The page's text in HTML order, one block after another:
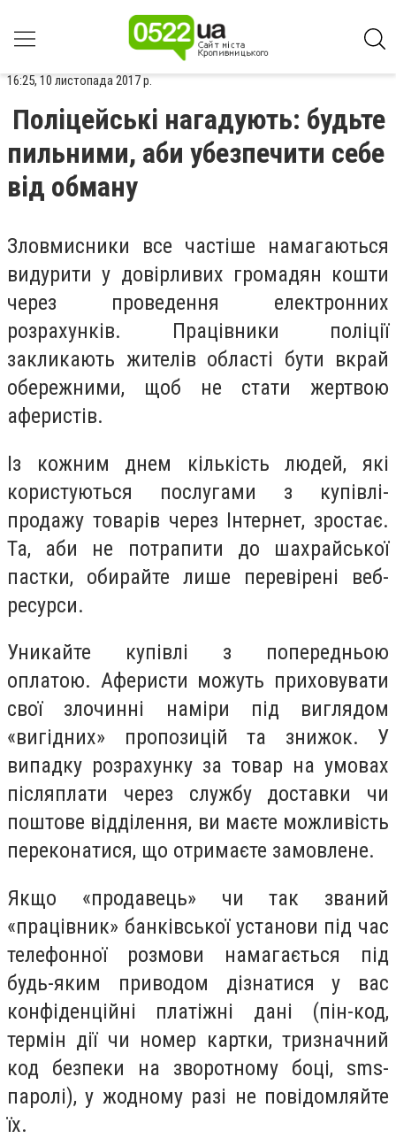
16:25, 10 листопада 2017 р.
Поліцейські нагадують: будьте
пильними, аби убезпечити себе
від обману
Зловмисники все частіше намагаються
видурити у довірливих громадян кошти
через проведення електронних
розрахунків. Працівники поліції
закликають жителів області бути вкрай
обережними, щоб не стати жертвою
аферистів.
Із кожним днем кількість людей, які
користуються послугами з купівлі-
продажу товарів через Інтернет, зростає.
Та, аби не потрапити до шахрайської
пастки, обирайте лише перевірені веб-
ресурси.
Уникайте купівлі з попередньою
оплатою. Аферисти можуть приховувати
свої злочинні наміри під виглядом
«вигідних» пропозицій та знижок. У
випадку розрахунку за товар на умовах
післяплати через службу доставки чи
поштове відділення, ви маєте можливість
переконатися, що отримаєте замовлене.
Якщо «продавець» чи так званий
«працівник» банківської установи під час
телефонної розмови намагається під
будь-яким приводом дізнатися у вас
конфіденційні платіжні дані (пін-код,
термін дії чи номер картки, тризначний
код безпеки на зворотному боці, sms-
паролі), у жодному разі не повідомляйте
їх.